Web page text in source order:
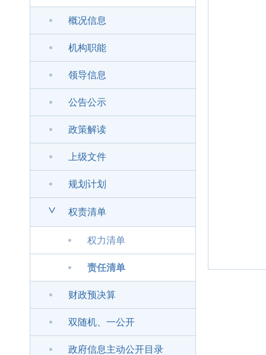
概况信息
机构职能
领导信息
公告公示
政策解读
上级文件
规划计划
> 权责清单
权力清单
责任清单
财政预决算
双随机、一公开
政府信息主动公开目录